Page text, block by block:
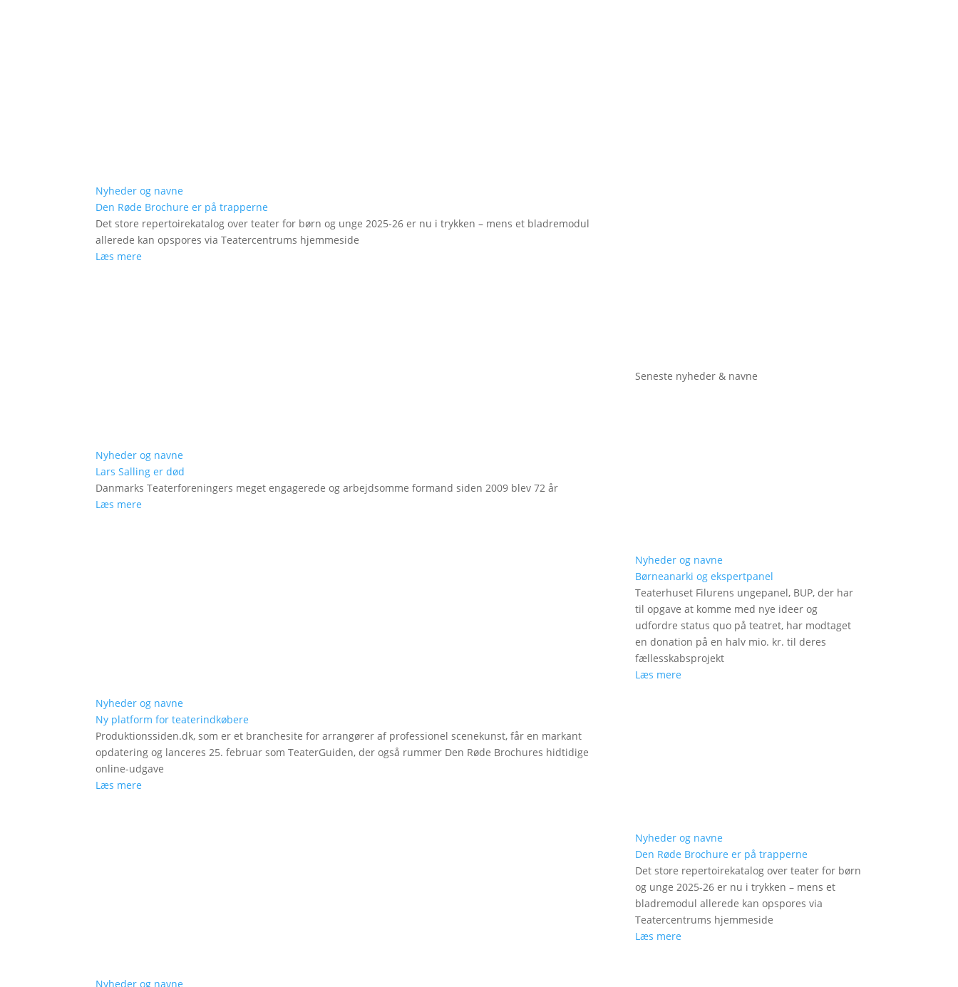
Nyheder og navne
Den Røde Brochure er på trapperne
Det store repertoirekatalog over teater for børn og unge 2025-26 er nu i trykken – mens et bladremodul
allerede kan opspores via Teatercentrums hjemmeside
Læs mere
Nyheder og navne
Lars Salling er død
Danmarks Teaterforeningers meget engagerede og arbejdsomme formand siden 2009 blev 72 år
Læs mere
Nyheder og navne
Ny platform for teaterindkøbere
Produktionssiden.dk, som er et branchesite for arrangører af professionel scenekunst, får en markant
opdatering og lanceres 25. februar som TeaterGuiden, der også rummer Den Røde Brochures hidtidige
online-udgave
Læs mere
Nyheder og navne
Seneste nyheder & navne
Nyheder og navne
Børneanarki og ekspertpanel
Teaterhuset Filurens ungepanel, BUP, der har
til opgave at komme med nye ideer og
udfordre status quo på teatret, har modtaget
en donation på en halv mio. kr. til deres
fællesskabsprojekt
Læs mere
Nyheder og navne
Den Røde Brochure er på trapperne
Det store repertoirekatalog over teater for børn
og unge 2025-26 er nu i trykken – mens et
bladremodul allerede kan opspores via
Teatercentrums hjemmeside
Læs mere